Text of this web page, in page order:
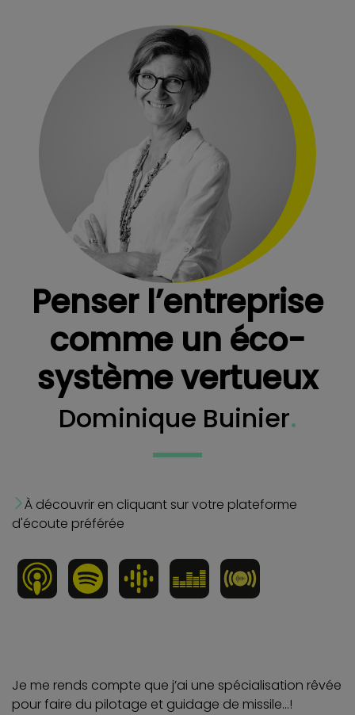
Penser l’entreprise
comme un éco-
système vertueux
Dominique Buinier.
À découvrir en cliquant sur votre plateforme
d'écoute préférée
Je me rends compte que j’ai une spécialisation rêvée
pour faire du pilotage et guidage de missile…!